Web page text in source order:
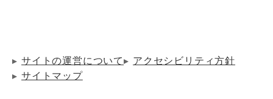
サイトの運営について
アクセシビリティ方針
サイトマップ